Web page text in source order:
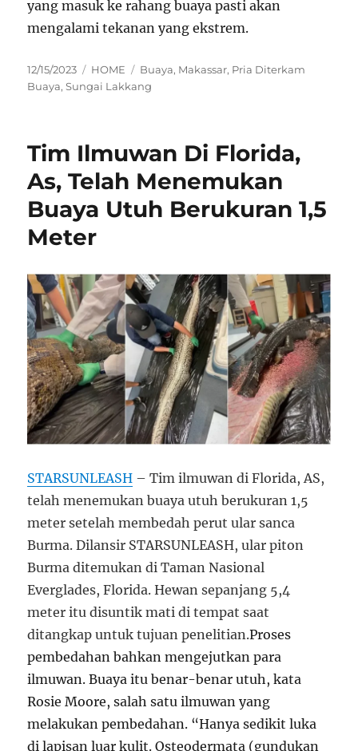
yang masuk ke rahang buaya pasti akan
mengalami tekanan yang ekstrem.
Posted
on
12/15/2023 Categories
HOME Tags
Buaya, Makassar, Pria Diterkam
Buaya,Sungai Lakkang
Tim Ilmuwan Di Florida,
As, Telah Menemukan
Buaya Utuh Berukuran 1,5
Meter
STARSUNLEASH – Tim ilmuwan di Florida, AS,
telah menemukan buaya utuh berukuran 1,5
meter setelah membedah perut ular sanca
Burma. Dilansir STARSUNLEASH, ular piton
Burma ditemukan di Taman Nasional
Everglades, Florida. Hewan sepanjang 5,4
meter itu disuntik mati di tempat saat
ditangkap untuk tujuan penelitian.Proses
pembedahan bahkan mengejutkan para
ilmuwan. Buaya itu benar-benar utuh, kata
Rosie Moore, salah satu ilmuwan yang
melakukan pembedahan. “Hanya sedikit luka
di lapisan luar kulit. Osteodermata (gundukan